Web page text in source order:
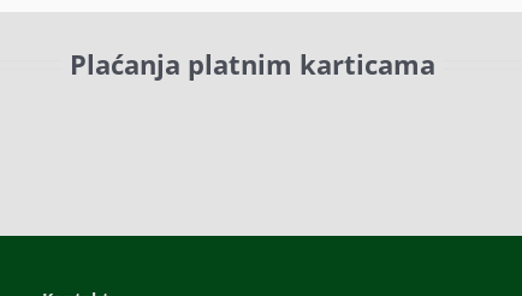
Plaćanja platnim karticama